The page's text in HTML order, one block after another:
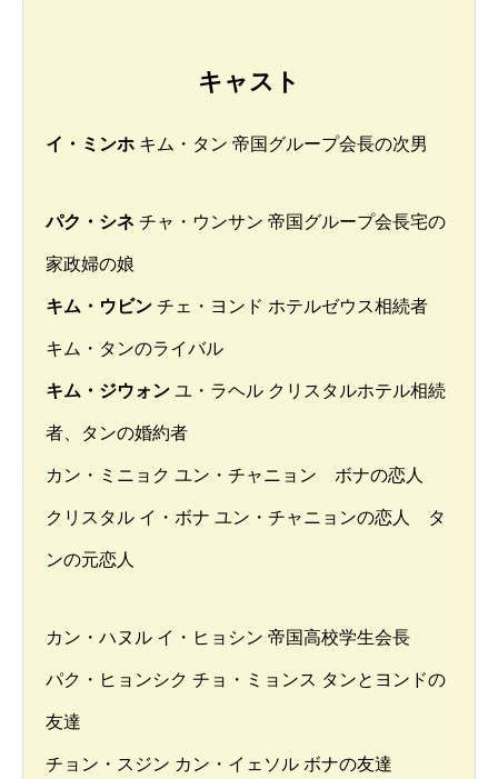
キャスト
イ・ミンホ キム・タン 帝国グループ会長の次男
パク・シネ チャ・ウンサン 帝国グループ会長宅の
家政婦の娘
キム・ウビン チェ・ヨンド ホテルゼウス相続者
キム・タンのライバル
キム・ジウォン ユ・ラヘル クリスタルホテル相続
者、タンの婚約者
カン・ミニョク ユン・チャニョン ボナの恋人
クリスタル イ・ボナ ユン・チャニョンの恋人 タ
ンの元恋人
カン・ハヌル イ・ヒョシン 帝国高校学生会長
パク・ヒョンシク チョ・ミョンス タンとヨンドの
友達
チョン・スジン カン・イェソル ボナの友達